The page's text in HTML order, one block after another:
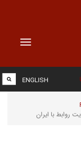
Toggle
ENGLISH
روابط با ایران